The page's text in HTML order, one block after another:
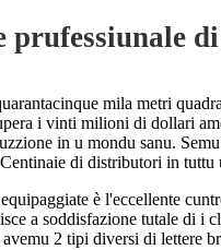
prufessiunale
mila metri
i vinti milioni di dollari
in u mondu sanu.
di distributori in tuttu
è l'eccellente
a soddisfazione tutale di
2 tipi diversi di lettere